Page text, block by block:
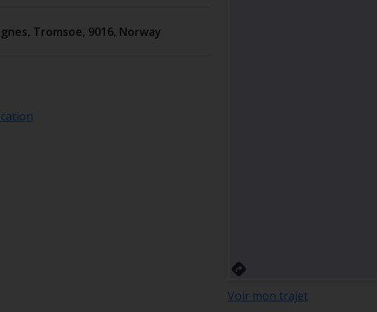
, Tromsoe, 9016, Norway
Voir mon trajet